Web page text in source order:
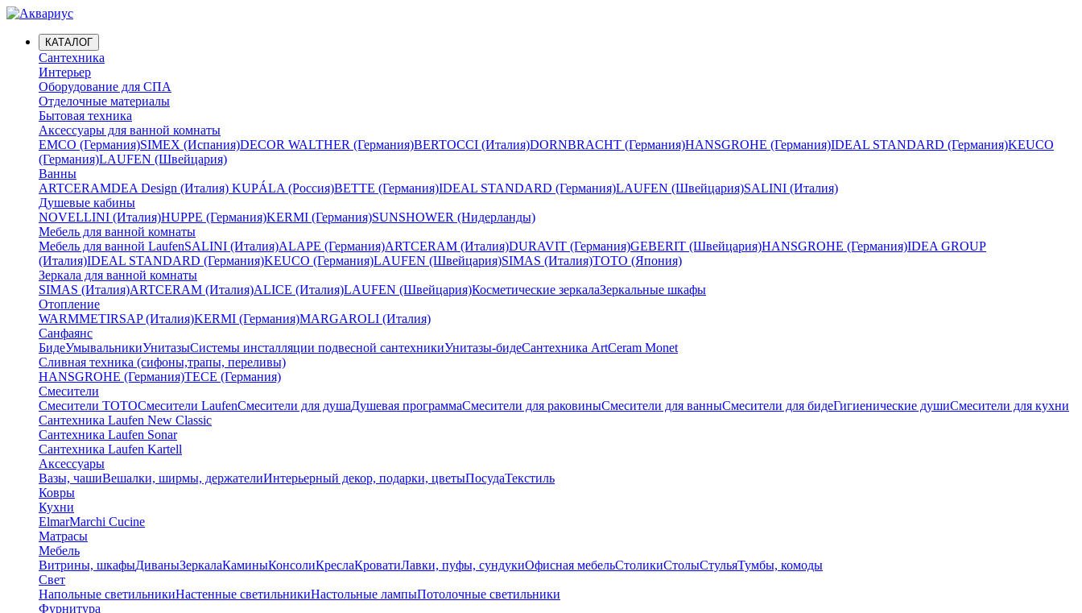
КАТАЛОГ
Сантехника
Интерьер
Оборудование для СПА
Отделочные материалы
Бытовая техника
Аксессуары для ванной комнаты
EMCO (Германия)SIMEX (Испания)DECOR WALTHER (Германия)BERTOCCI (Италия)DORNBRACHT (Германия)HANSGROHE (Германия)IDEAL STANDARD (Германия)KEUCO
(Германия)LAUFEN (Швейцария)
Ванны
ARTCERAMDEA Design (Италия) KUPÁLA (Россия)BETTE (Германия)IDEAL STANDARD (Германия)LAUFEN (Швейцария)SALINI (Италия)
Душевые кабины
NOVELLINI (Италия)HUPPE (Германия)KERMI (Германия)SUNSHOWER (Нидерланды)
Мебель для ванной комнаты
Мебель для ванной LaufenSALINI (Италия)ALAPE (Германия)ARTCERAM (Италия)DURAVIT (Германия)GEBERIT (Швейцария)HANSGROHE (Германия)IDEA GROUP
(Италия)IDEAL STANDARD (Германия)KEUCO (Германия)LAUFEN (Швейцария)SIMAS (Италия)TOTO (Япония)
Зеркала для ванной комнаты
SIMAS (Италия)ARTCERAM (Италия)ALICE (Италия)LAUFEN (Швейцария)Косметические зеркалаЗеркальные шкафы
Отопление
WARMMETIRSAP (Италия)KERMI (Германия)MARGAROLI (Италия)
Санфаянс
БидеУмывальникиУнитазыСистемы инсталляции подвесной сантехникиУнитазы-бидеСантехника ArtCeram Monet
Сливная техника (сифоны,трапы, переливы)
HANSGROHE (Германия)TECE (Германия)
Смесители
Смесители TOTOСмесители LaufenСмесители для душаДушевая программаСмесители для раковиныСмесители для ванныСмесители для бидеГигиенические душиСмесители для кухни
Сантехника Laufen New Classic
Сантехника Laufen Sonar
Сантехника Laufen Kartell
Аксессуары
Вазы, чашиВешалки, ширмы, держателиИнтерьерный декор, подарки, цветыПосудаТекстиль
Ковры
Кухни
ElmarMarchi Cucine
Матрасы
Мебель
Витрины, шкафыДиваныЗеркалаКаминыКонсолиКреслаКроватиЛавки, пуфы, сундукиОфисная мебельСтоликиСтолыСтульяТумбы, комоды
Свет
Напольные светильникиНастенные светильникиНастольные лампыПотолочные светильники
Фурнитура